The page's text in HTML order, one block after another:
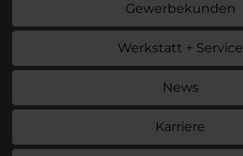
Gewerbekunden
Werkstatt + Service
News
Karriere